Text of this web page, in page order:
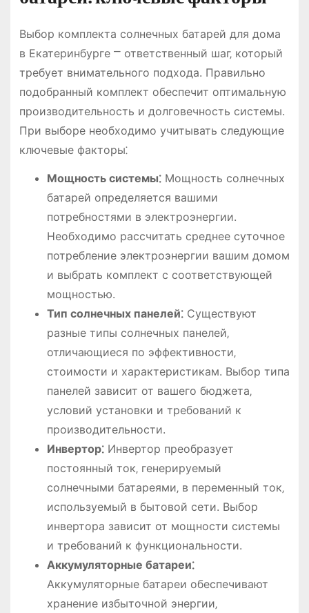
Выбор комплекта солнечных батарей для дома
в Екатеринбурге ⎻ ответственный шаг‚ который
требует внимательного подхода. Правильно
подобранный комплект обеспечит оптимальную
производительность и долговечность системы.
При выборе необходимо учитывать следующие
ключевые факторы⁚
Мощность системы⁚Мощность солнечных
батарей определяется вашими
потребностями в электроэнергии.
Необходимо рассчитать среднее суточное
потребление электроэнергии вашим домом
и выбрать комплект с соответствующей
мощностью.
Тип солнечных панелей⁚Существуют
разные типы солнечных панелей‚
отличающиеся по эффективности‚
стоимости и характеристикам. Выбор типа
панелей зависит от вашего бюджета‚
условий установки и требований к
производительности.
Инвертор⁚Инвертор преобразует
постоянный ток‚ генерируемый
солнечными батареями‚ в переменный ток‚
используемый в бытовой сети. Выбор
инвертора зависит от мощности системы
и требований к функциональности.
Аккумуляторные батареи⁚
Аккумуляторные батареи обеспечивают
хранение избыточной энергии‚